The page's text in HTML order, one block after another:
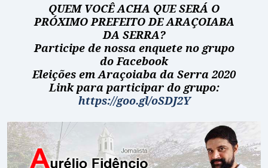
QUEM VOCÊ ACHA QUE SERÁ O
PRÓXIMO PREFEITO DE ARAÇOIABA
DA SERRA?
Participe de nossa enquete no grupo
do Facebook
Eleições em Araçoiaba da Serra 2020
Link para participar do grupo:
https://goo.gl/oSDJ2Y